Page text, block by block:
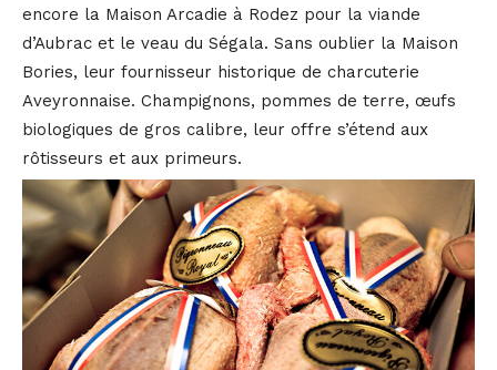
encore la Maison Arcadie à Rodez pour la viande
d’Aubrac et le veau du Ségala. Sans oublier la Maison
Bories, leur fournisseur historique de charcuterie
Aveyronnaise. Champignons, pommes de terre, œufs
biologiques de gros calibre, leur offre s’étend aux
rôtisseurs et aux primeurs.